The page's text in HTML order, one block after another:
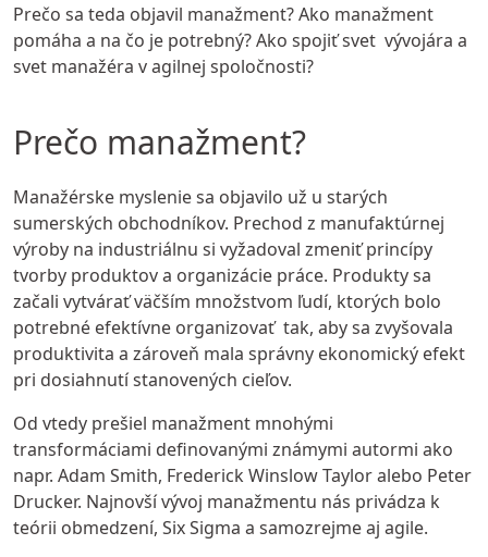
Prečo sa teda objavil manažment? Ako manažment
pomáha a na čo je potrebný? Ako spojiť svet vývojára a
svet manažéra v agilnej spoločnosti?
Prečo manažment?
Manažérske myslenie sa objavilo už u starých
sumerských obchodníkov. Prechod z manufaktúrnej
výroby na industriálnu si vyžadoval zmeniť princípy
tvorby produktov a organizácie práce. Produkty sa
začali vytvárať väčším množstvom ľudí, ktorých bolo
potrebné efektívne organizovať tak, aby sa zvyšovala
produktivita a zároveň mala správny ekonomický efekt
pri dosiahnutí stanovených cieľov.
Od vtedy prešiel manažment mnohými
transformáciami definovanými známymi autormi ako
napr. Adam Smith, Frederick Winslow Tayloralebo Peter
Drucker. Najnovší vývoj manažmentu nás privádza k
teórii obmedzení, Six Sigma a samozrejme aj agile.